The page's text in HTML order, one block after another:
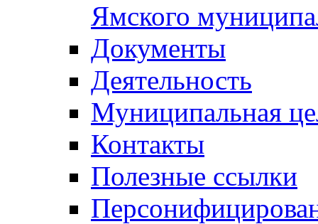
Ямского
Документы
Деятельность
Муниципальная
Контакты
Полезные ссылки